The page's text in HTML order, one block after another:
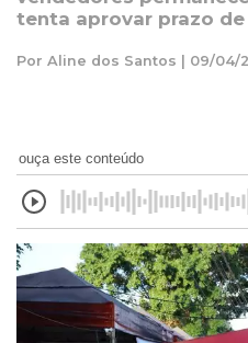
tenta aprovar prazo de
Por Aline dos Santos | 09/04/
ouça este conteúdo